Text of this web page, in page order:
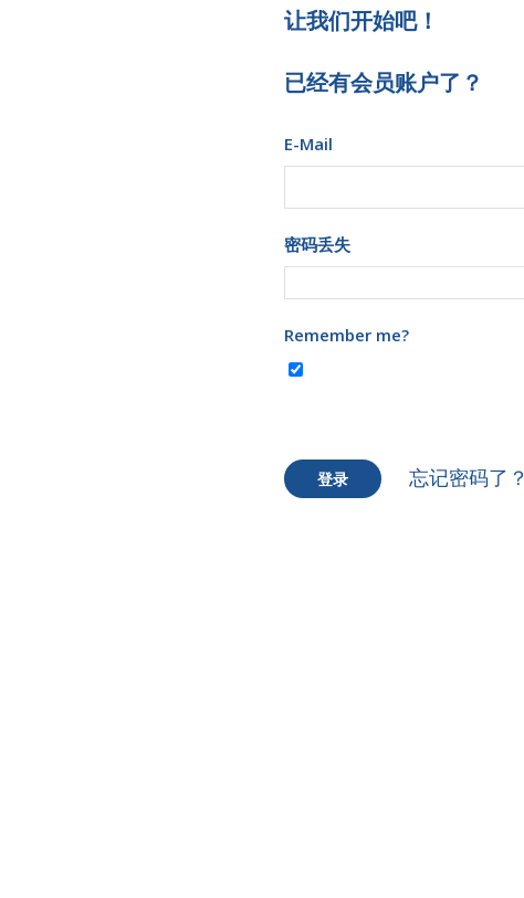
让我们开始吧！
已经有会员账户了？
E-Mail
密码丢失
Remember me?
登录 忘记密码了？